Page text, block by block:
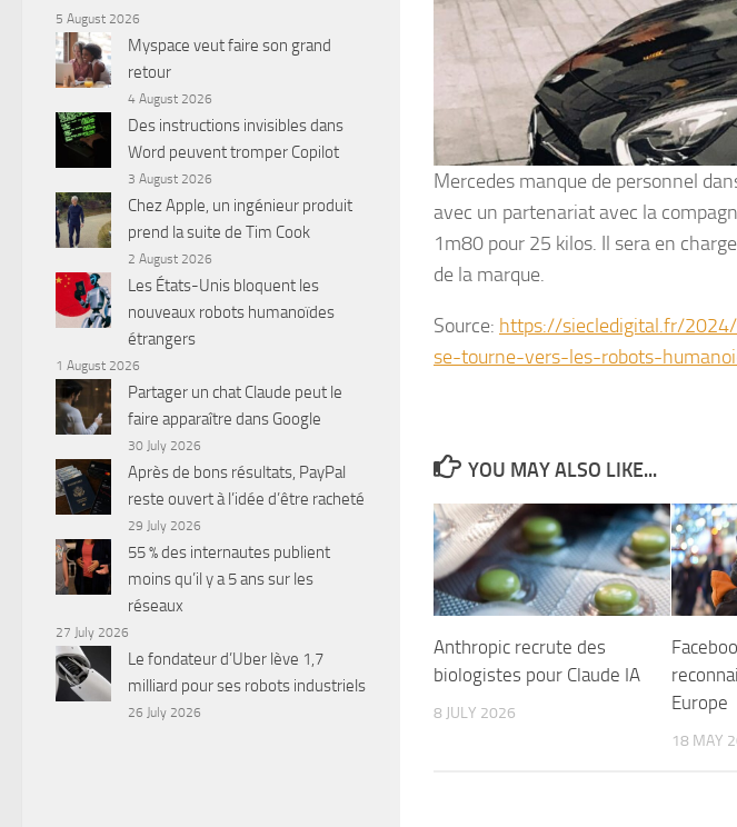
Mercedes manque de personnel
avec un partenariat avec la
1m80 pour 25 kilos. Il sera en
de la marque.
Source: https://siecledigital.fr/
se-tourne-vers-les-robots-
YOU MAY ALSO LIKE...
Anthropic recrute des
biologistes pour Claude IA
8 JULY 2026
Europe
18 MAY
5 August 2026
Myspace veut faire son grand
retour
4 August 2026
Des instructions invisibles dans
Word peuvent tromper Copilot
3 August 2026
Chez Apple, un ingénieur produit
prend la suite de Tim Cook
2 August 2026
Les États-Unis bloquent les
nouveaux robots humanoïdes
étrangers
1 August 2026
Partager un chat Claude peut le
faire apparaître dans Google
30 July 2026
Après de bons résultats, PayPal
reste ouvert à l’idée d’être racheté
29 July 2026
55 % des internautes publient
moins qu’il y a 5 ans sur les
réseaux
27 July 2026
Le fondateur d’Uber lève 1,7
milliard pour ses robots industriels
26 July 2026